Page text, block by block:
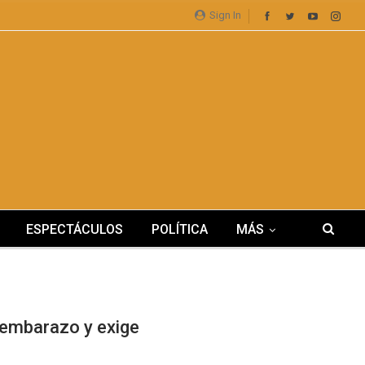
Sign In
ESPECTÁCULOS POLÍTICA MÁS
y exige